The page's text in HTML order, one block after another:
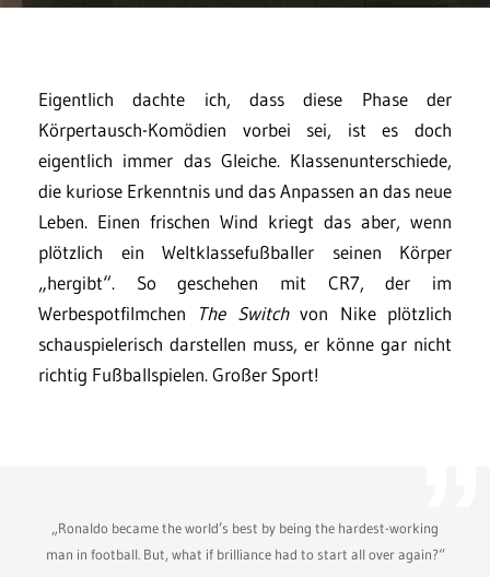
Eigentlich dachte ich, dass diese Phase der
Körpertausch-Komödien vorbei sei, ist es doch
eigentlich immer das Gleiche. Klassenunterschiede,
die kuriose Erkenntnis und das Anpassen an das neue
Leben. Einen frischen Wind kriegt das aber, wenn
plötzlich ein Weltklassefußballer seinen Körper
„hergibt“. So geschehen mit CR7, der im
Werbespotfilmchen
The Switchvon Nike plötzlich
schauspielerisch darstellen muss, er könne gar nicht
richtig Fußballspielen. Großer Sport!
„Ronaldo became the world’s best by being the hardest-working
man in football. But, what if brilliance had to start all over again?“